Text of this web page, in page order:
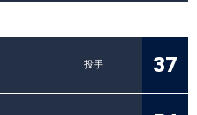
投手
37